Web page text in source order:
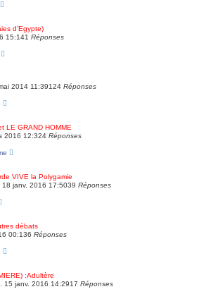
d'Egypte)
15:141 Réponses
2014 11:39124 Réponses
LE GRAND HOMME
2016 12:324 Réponses
VIVE la Polygamie
18 janv. 2016 17:5039 Réponses
débats
00:136 Réponses
:Adultère
15 janv. 2016 14:2917 Réponses